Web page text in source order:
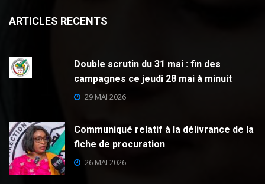
ARTICLES RECENTS
Double scrutin du 31 mai : fin des
campagnes ce jeudi 28 mai à minuit
29 MAI 2026
Communiqué relatif à la délivrance de la
fiche de procuration
26 MAI 2026